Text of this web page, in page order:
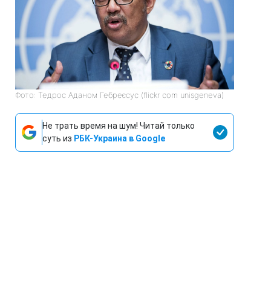
Фото: Тедрос Аданом Гебреєсус (flickr com unisgeneva)
Не трать время на шум! Читай только
суть из РБК-Украина в Google